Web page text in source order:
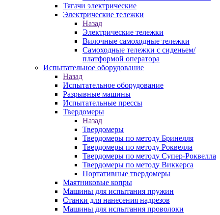
Тягачи электрические
Электрические тележки
Назад
Электрические тележки
Вилочные самоходные тележки
Самоходные тележки с сиденьем/
платформой оператора
Испытательное оборудование
Назад
Испытательное оборудование
Разрывные машины
Испытательные прессы
Твердомеры
Назад
Твердомеры
Твердомеры по методу Бринелля
Твердомеры по методу Роквелла
Твердомеры по методу Супер-Роквелла
Твердомеры по методу Виккерса
Портативные твердомеры
Маятниковые копры
Машины для испытания пружин
Станки для нанесения надрезов
Машины для испытания проволоки